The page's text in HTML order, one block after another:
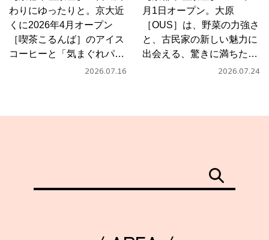
わりにゆったりと。京大近
くに2026年4月オープン
［喫茶こるんば］のアイス
コーヒーと「気まぐれパス
2026.07.16
月1日オープン。大原
［OUS］は、野菜の力強さ
と、古民家の新しい魅力に
出会える、驚きに満ちたカ
2026.07.24